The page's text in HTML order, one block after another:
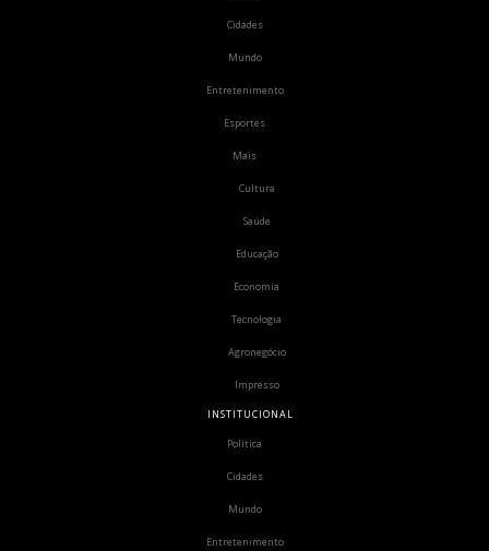
Cidades
Mundo
Entretenimento
Esportes
Mais
Cultura
Saúde
Educação
Economia
Tecnologia
Agronegócio
Impresso
INSTITUCIONAL
Política
Cidades
Mundo
Entretenimento